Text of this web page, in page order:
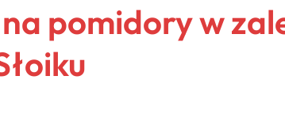
pomidory w